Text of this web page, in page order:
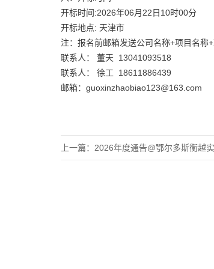
开标时间:2026年06月22日10时00分
开标地点: 天津市
注：报名前邮箱发送公司名称+项目名称
联系人： 董天 13041093518
联系人： 徐工 18611886439
邮箱：guoxinzhaobiao123@163.com
上一篇： 2026年度通告@鄂尔多斯衡越实验中